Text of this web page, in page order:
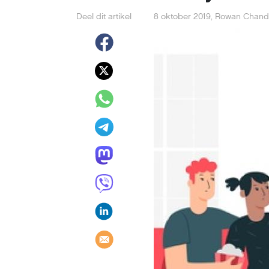
Deel dit artikel 8 oktober 2019, Rowan